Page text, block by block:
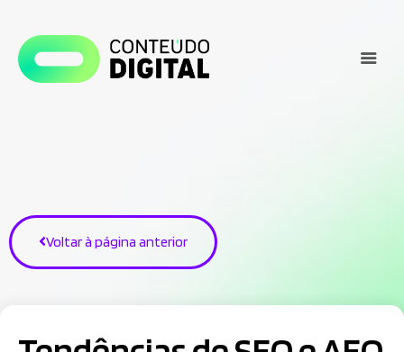
Voltar à página anterior